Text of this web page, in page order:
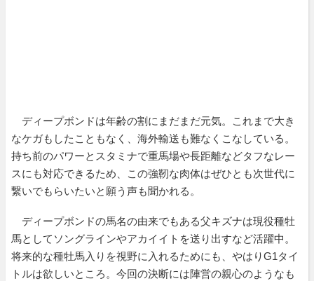
ディープボンドは年齢の割にまだまだ元気。これまで大き
なケガもしたこともなく、海外輸送も難なくこなしている。
持ち前のパワーとスタミナで重馬場や長距離などタフなレー
スにも対応できるため、この強靭な肉体はぜひとも次世代に
繋いでもらいたいと願う声も聞かれる。
ディープボンドの馬名の由来でもある父キズナは現役種牡
馬としてソングラインやアカイイトを送り出すなど活躍中。
将来的な種牡馬入りを視野に入れるためにも、やはりG1タイ
トルは欲しいところ。今回の決断には陣営の親心のようなも